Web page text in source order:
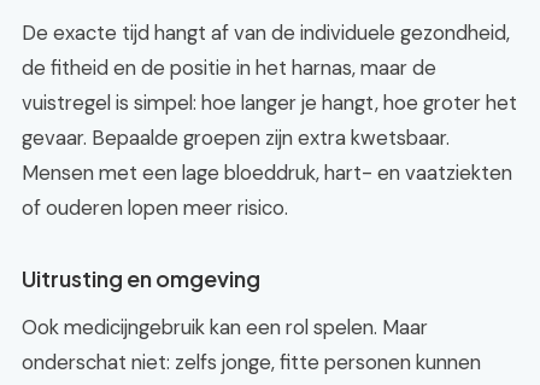
De exacte tijd hangt af van de individuele gezondheid,
de fitheid en de positie in het harnas, maar de
vuistregel is simpel: hoe langer je hangt, hoe groter het
gevaar. Bepaalde groepen zijn extra kwetsbaar.
Mensen met een lage bloeddruk, hart- en vaatziekten
of ouderen lopen meer risico.
Uitrusting en omgeving
Ook medicijngebruik kan een rol spelen. Maar
onderschat niet: zelfs jonge, fitte personen kunnen